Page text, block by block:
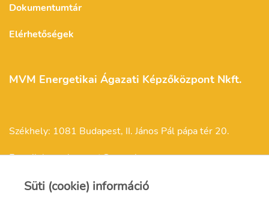
Dokumentumtár
Elérhetőségek
MVM Energetikai Ágazati Képzőközpont Nkft.
Székhely: 1081 Budapest, II. János Pál pápa tér 20.
E-mail: kepzokozpont@mvm.hu
Süti (cookie) információ